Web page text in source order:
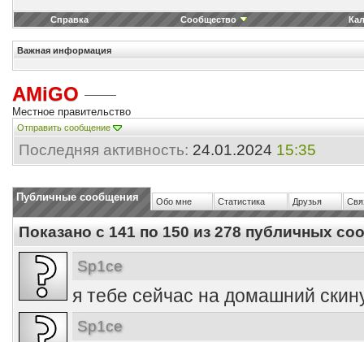
Справка Сообщество
Важная информация
AMiGO
Местное правительство
Отправить сообщение
Последняя активность: 24.01.2024 15:35
Публичные сообщения Обо мне Статистика Друзья
Показано с 141 по 150 из 278 публичных
Sp1ce
я тебе сейчас на домашний
Sp1ce